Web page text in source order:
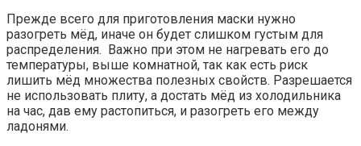
Прежде всего для приготовления маски нужно
разогреть мёд, иначе он будет слишком густым для
распределения. Важно при этом не нагревать его до
температуры, выше комнатной, так как есть риск
лишить мёд множества полезных свойств. Разрешается
не использовать плиту, а достать мёд из холодильника
на час, дав ему растопиться, и разогреть его между
ладонями.